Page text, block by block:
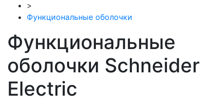
>
Функциональные оболочки
Функциональные
оболочки Schneider
Electric